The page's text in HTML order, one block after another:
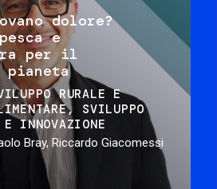
dolore?
e
per il
RURALE E
SVILUPPO
E INNOVAZIONE
Bray, Riccardo Giacomessi